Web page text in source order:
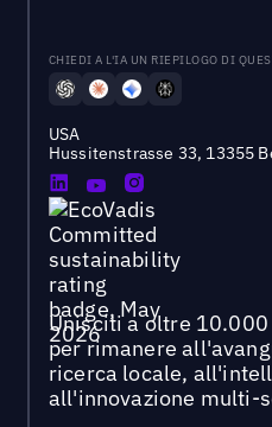
CHIEDI A L'IA UN RIEPILOGO DI
USA
Hussitenstrasse 33, 13355
Unisciti a oltre
per rimanere
ricerca locale,
all'innovazione multi-